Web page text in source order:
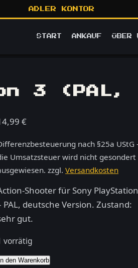
ADLER KONTOR
START ANKAUF ÜBER
3 (PAL,
€
nach §25a UStG
Umsatzsteuer wird nicht gesondert
zzgl. Versandkosten
Shooter für Sony
PAL, deutsche Version. Zustand:
gut.
vorrätig
den Warenkorb